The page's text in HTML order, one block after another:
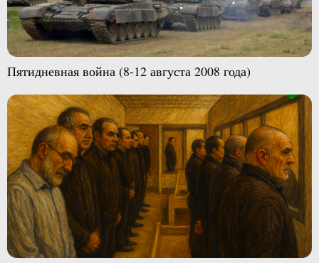
Пятидневная война (8-12 августа 2008 года)